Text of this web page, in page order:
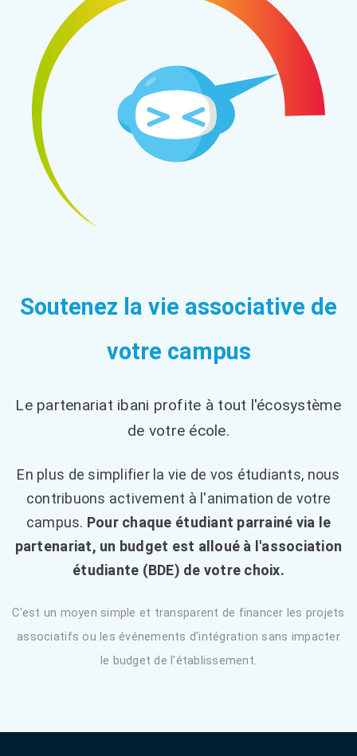
Soutenez la vie associative de
votre campus
Le partenariat ibani profite à tout l'écosystème
de votre école.
En plus de simplifier la vie de vos étudiants, nous
contribuons activement à l'animation de votre
campus. Pour chaque étudiant parrainé via le
partenariat, un budget est alloué à l'association
étudiante (BDE) de votre choix.
C'est un moyen simple et transparent de financer les projets
associatifs ou les événements d'intégration sans impacter
le budget de l'établissement.